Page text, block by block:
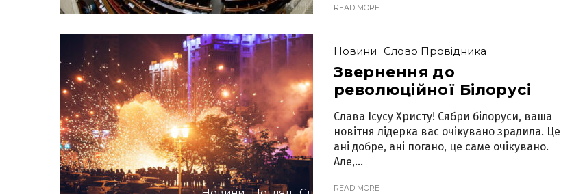
READ MORE
Новини Слово Провідника
Звернення до
революційної Білорусі
Слава Ісусу Христу! Сябри білоруси, ваша
новітня лідерка вас очікувано зрадила. Це
ані добре, ані погано, це саме очікувано.
Але,...
READ MORE